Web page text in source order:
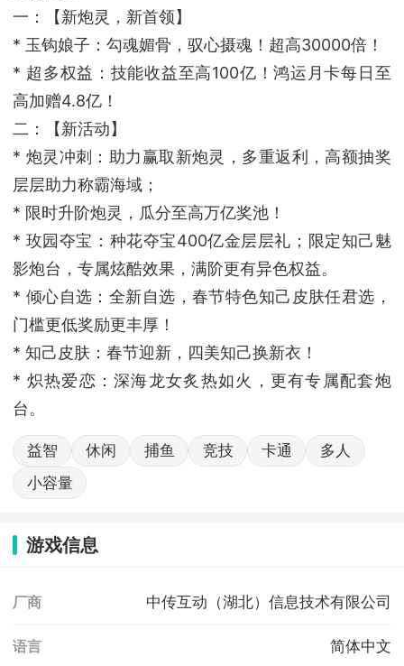
一：【新炮灵，新首领】
* 玉钩娘子：勾魂媚骨，驭心摄魂！超高30000倍！
* 超多权益：技能收益至高100亿！鸿运月卡每日至
高加赠4.8亿！
二：【新活动】
* 炮灵冲刺：助力赢取新炮灵，多重返利，高额抽奖
层层助力称霸海域；
* 限时升阶炮灵，瓜分至高万亿奖池！
* 玫园夺宝：种花夺宝400亿金层层礼；限定知己魅
影炮台，专属炫酷效果，满阶更有异色权益。
* 倾心自选：全新自选，春节特色知己皮肤任君选，
门槛更低奖励更丰厚！
* 知己皮肤：春节迎新，四美知己换新衣！
* 炽热爱恋：深海龙女炙热如火，更有专属配套炮
台。
益智 休闲 捕鱼 竞技 卡通
多人
小容量
游戏信息
厂商 中传互动（湖北）信息技术有限公司
语言 简体中文